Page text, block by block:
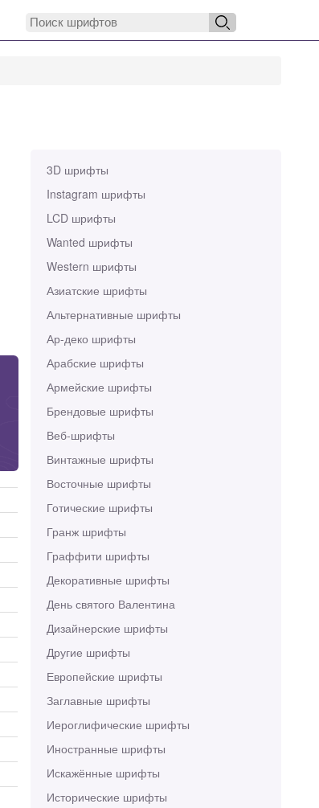
3D шрифты
Instagram шрифты
LCD шрифты
Wanted шрифты
Western шрифты
Азиатские шрифты
Альтернативные шрифты
Ар-деко шрифты
Арабские шрифты
Армейские шрифты
Брендовые шрифты
Веб-шрифты
Винтажные шрифты
Восточные шрифты
Готические шрифты
Гранж шрифты
Граффити шрифты
Декоративные шрифты
День святого Валентина
Дизайнерские шрифты
Другие шрифты
Европейские шрифты
Заглавные шрифты
Иероглифические шрифты
Иностранные шрифты
Искажённые шрифты
Исторические шрифты